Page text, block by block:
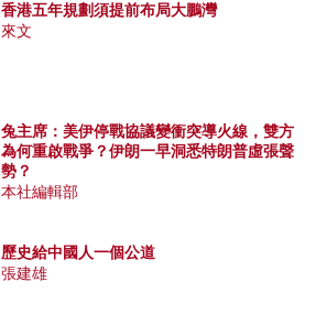
香港五年規劃須提前布局大鵬灣
來文
兔主席：美伊停戰協議變衝突導火線，雙方
為何重啟戰爭？伊朗一早洞悉特朗普虛張聲
勢？
本社編輯部
歷史給中國人一個公道
張建雄